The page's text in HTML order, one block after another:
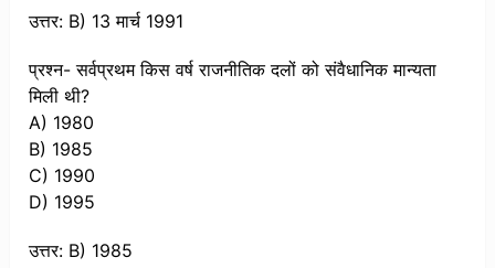
उत्तर: B) 13 मार्च 1991
प्रश्न- सर्वप्रथम किस वर्ष राजनीतिक दलों को संवैधानिक मान्यता
मिली थी?
A) 1980
B) 1985
C) 1990
D) 1995
उत्तर: B) 1985